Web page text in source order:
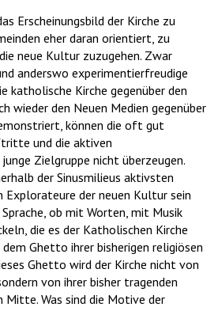
Erscheinungsbild der Kirche zu
eher daran orientiert, zu
neue Kultur zuzugehen. Zwar
anderswo experimentierfreudige
katholische Kirche gegenüber den
wieder den Neuen Medien gegenüber
können die oft gut
und die aktiven
Zielgruppe nicht überzeugen.
der Sinusmilieus aktivsten
der neuen Kultur sein
ob mit Worten, mit Musik
die es der Katholischen Kirche
Ghetto ihrer bisherigen religiösen
Ghetto wird der Kirche nicht von
von ihrer bisher tragenden
Mitte. Was sind die Motive der